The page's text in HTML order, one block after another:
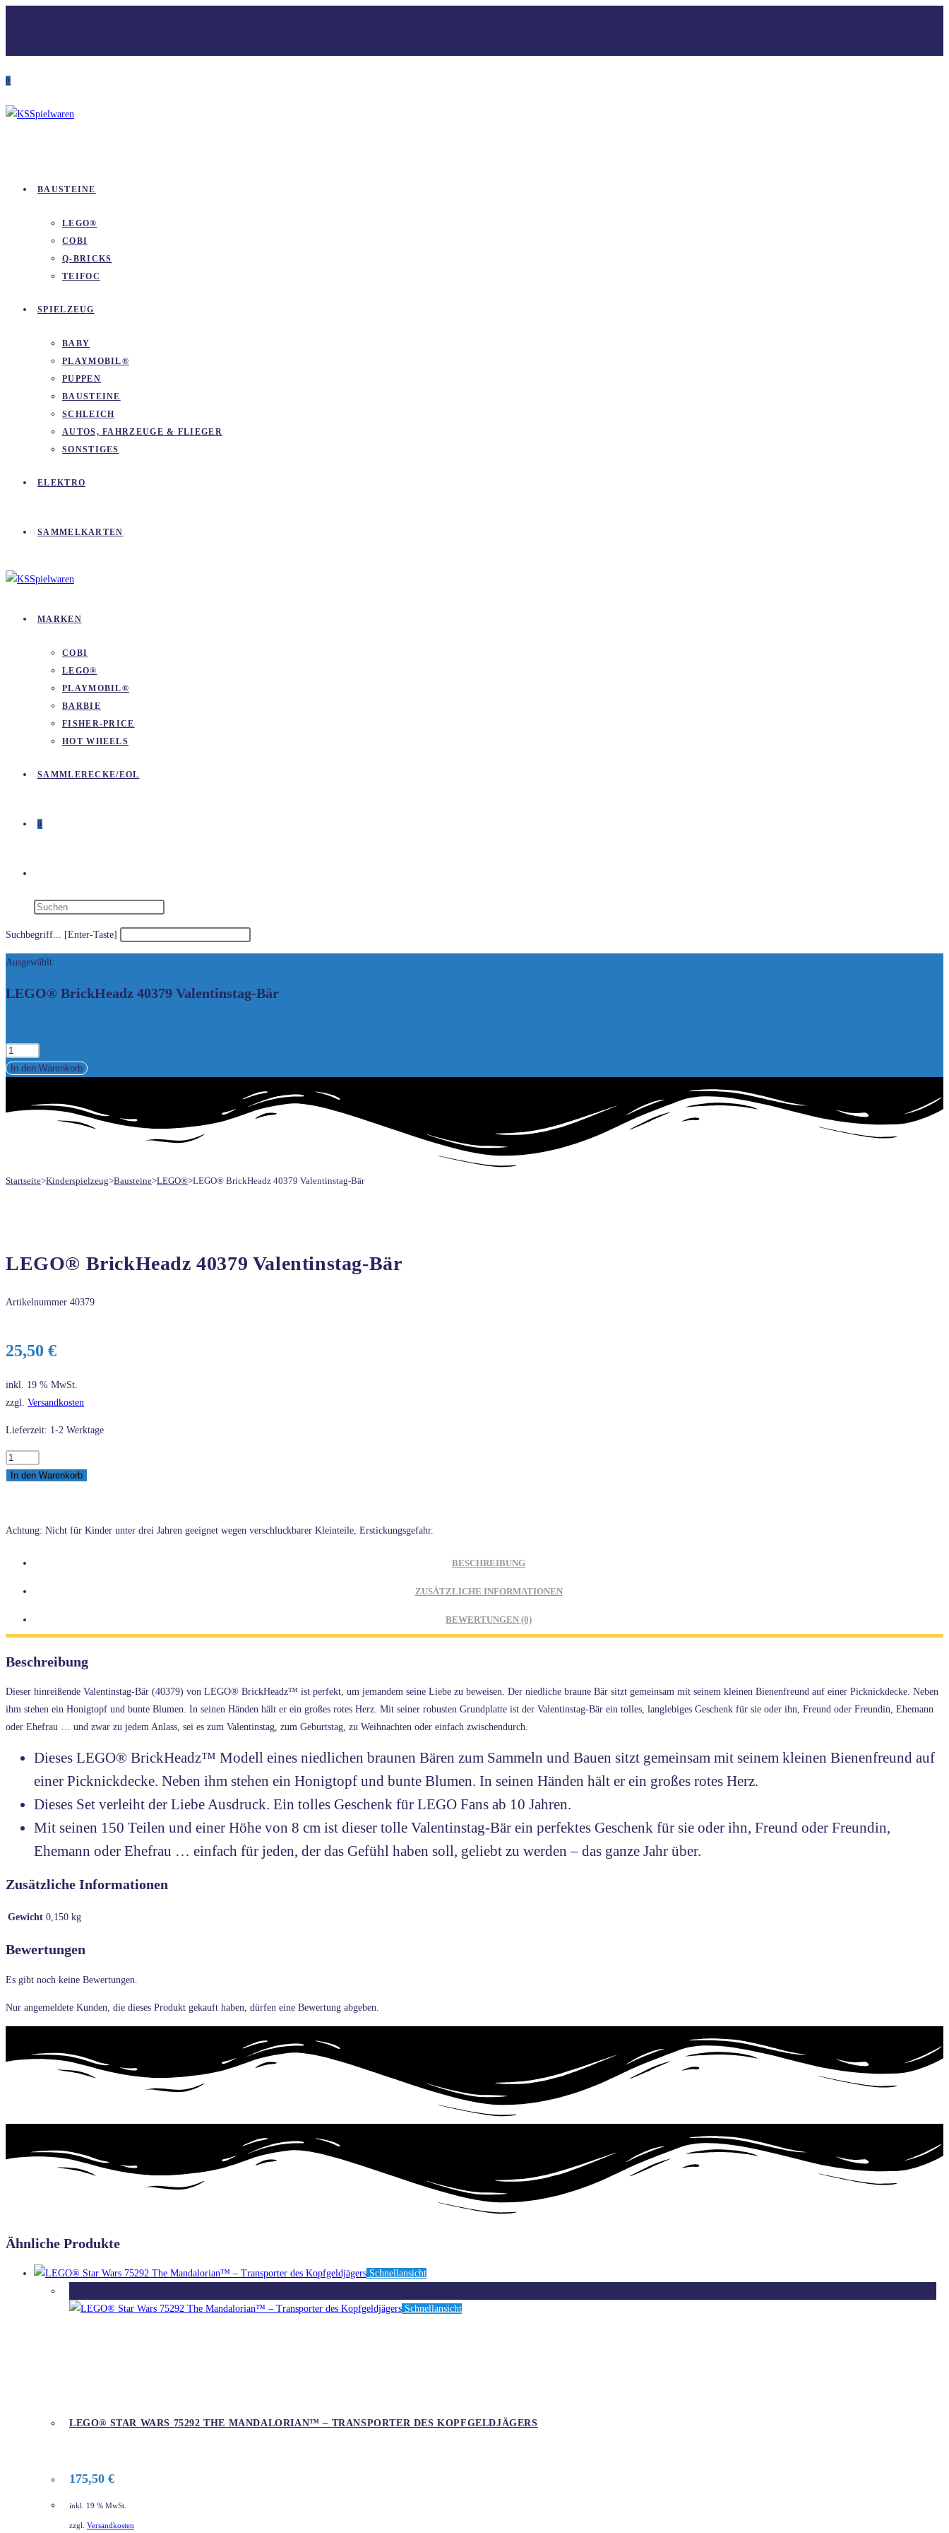
0
BAUSTEINE
LEGO®
COBI
Q-BRICKS
TEIFOC
SPIELZEUG
BABY
PLAYMOBIL®
PUPPEN
BAUSTEINE
SCHLEICH
AUTOS, FAHRZEUGE & FLIEGER
SONSTIGES
ELEKTRO
SAMMELKARTEN
MARKEN
COBI
LEGO®
PLAYMOBIL®
BARBIE
FISHER-PRICE
HOT WHEELS
SAMMLERECKE/EOL
0
Suchbegriff... [Enter-Taste]
Ausgewählt:
LEGO® BrickHeadz 40379 Valentinstag-Bär
LEGO®
BrickHeadz
Valentinstag-
In den Warenkorb
Startseite>Kinderspielzeug>Bausteine>LEGO®>LEGO® BrickHeadz 40379 Valentinstag-Bär
LEGO® BrickHeadz 40379 Valentinstag-Bär
Artikelnummer 40379
25,50 €
inkl. 19 % MwSt.
zzgl. Versandkosten
Lieferzeit: 1-2 Werktage
LEGO®
BrickHeadz
Bär
In den Warenkorb
Achtung: Nicht für Kinder unter drei Jahren geeignet wegen verschluckbarer Kleinteile, Erstickungsgefahr.
BESCHREIBUNG
ZUSÄTZLICHE INFORMATIONEN
BEWERTUNGEN (0)
Beschreibung
Dieser hinreißende Valentinstag-Bär (40379) von LEGO® BrickHeadz™ ist perfekt, um jemandem seine Liebe zu beweisen. Der niedliche braune Bär sitzt gemeinsam mit seinem kleinen Bienenfreund auf einer Picknickdecke. Neben
ihm stehen ein Honigtopf und bunte Blumen. In seinen Händen hält er ein großes rotes Herz. Mit seiner robusten Grundplatte ist der Valentinstag-Bär ein tolles, langlebiges Geschenk für sie oder ihn, Freund oder Freundin, Ehemann
oder Ehefrau … und zwar zu jedem Anlass, sei es zum Valentinstag, zum Geburtstag, zu Weihnachten oder einfach zwischendurch.
Dieses LEGO® BrickHeadz™ Modell eines niedlichen braunen Bären zum Sammeln und Bauen sitzt gemeinsam mit seinem kleinen Bienenfreund auf
einer Picknickdecke. Neben ihm stehen ein Honigtopf und bunte Blumen. In seinen Händen hält er ein großes rotes Herz.
Dieses Set verleiht der Liebe Ausdruck. Ein tolles Geschenk für LEGO Fans ab 10 Jahren.
Mit seinen 150 Teilen und einer Höhe von 8 cm ist dieser tolle Valentinstag-Bär ein perfektes Geschenk für sie oder ihn, Freund oder Freundin,
Ehemann oder Ehefrau … einfach für jeden, der das Gefühl haben soll, geliebt zu werden – das ganze Jahr über.
Zusätzliche Informationen
Gewicht 0,150 kg
Bewertungen
Es gibt noch keine Bewertungen.
Nur angemeldete Kunden, die dieses Produkt gekauft haben, dürfen eine Bewertung abgeben.
Ähnliche Produkte
Schnellansicht
Schnellansicht
LEGO® STAR WARS 75292 THE MANDALORIAN™ – TRANSPORTER DES KOPFGELDJÄGERS
175,50 €
inkl. 19 % MwSt.
zzgl. Versandkosten